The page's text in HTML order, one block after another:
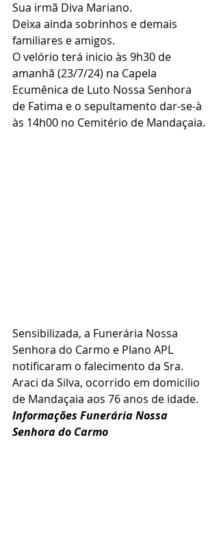
Sua irmã Diva Mariano.
Deixa ainda sobrinhos e demais
familiares e amigos.
O velório terá inicio às 9h30 de
amanhã (23/7/24) na Capela
Ecumênica de Luto Nossa Senhora
de Fatima e o sepultamento dar-se-à
às 14h00 no Cemitério de Mandaçaia.
Sensibilizada, a Funerária Nossa
Senhora do Carmo e Plano APL
notificaram o falecimento da Sra.
Araci da Silva, ocorrido em domicilio
de Mandaçaia aos 76 anos de idade.
Informações Funerária Nossa
Senhora do Carmo